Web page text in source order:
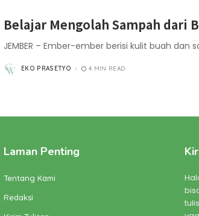
Belajar Mengolah Sampah dari
JEMBER – Ember-ember berisi kulit buah dan
POSTED
BY
EKO PRASETYO 4 MIN READ
Laman Penting
Tentang Kami
Redaksi